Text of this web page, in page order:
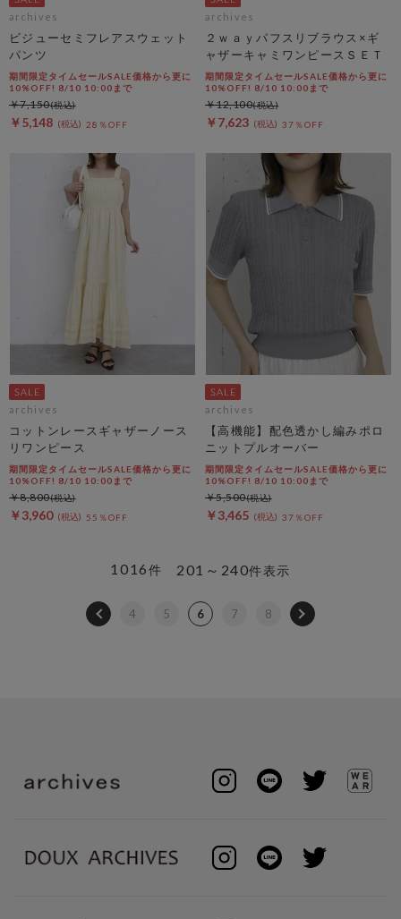
archives
ビジューセミフレアスウェット
パンツ
期間限定タイムセールSALE価格から更に
10%OFF! 8/10 10:00まで
￥5,148 28％OFF
￥7,150
archives
２ｗａｙパフスリブラウス×ギ
ャザーキャミワンピースＳＥＴ
期間限定タイムセールSALE価格から更に
10%OFF! 8/10 10:00まで
￥7,623 37％OFF
￥12,100
archives
コットンレースギャザーノース
リワンピース
期間限定タイムセールSALE価格から更に
10%OFF! 8/10 10:00まで
￥3,960 55％OFF
￥8,800
archives
【高機能】配色透かし編みポロ
ニットプルオーバー
期間限定タイムセールSALE価格から更に
10%OFF! 8/10 10:00まで
￥3,465 37％OFF
￥5,500
201～240件表示
1016件
4 5 6 7 8